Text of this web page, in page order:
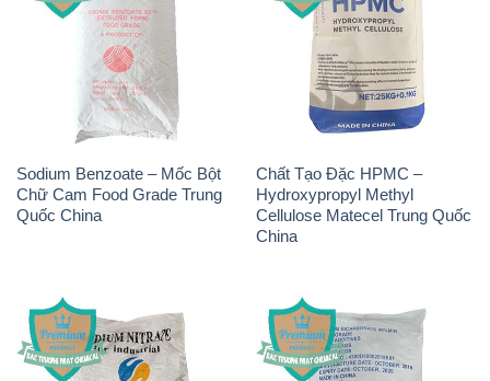
Sodium Benzoate – Mốc Bột
Chữ Cam Food Grade Trung
Quốc China
Chất Tạo Đặc HPMC –
Hydroxypropyl Methyl
Cellulose Matecel Trung Quốc
China